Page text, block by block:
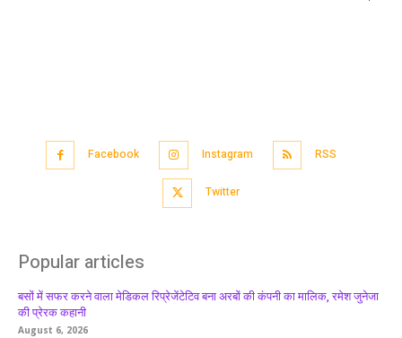
Facebook Instagram RSS
Twitter
Popular articles
बसों में सफर करने वाला मेडिकल रिप्रेजेंटेटिव बना अरबों की कंपनी का मालिक, रमेश जुनेजा
की प्रेरक कहानी
August 6, 2026